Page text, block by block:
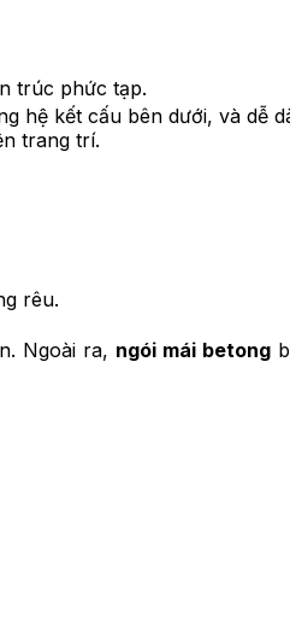
trúc phức tạp.
hệ kết cấu bên dưới, và dễ
trang trí.
rêu.
Ngoài ra, ngói mái betong